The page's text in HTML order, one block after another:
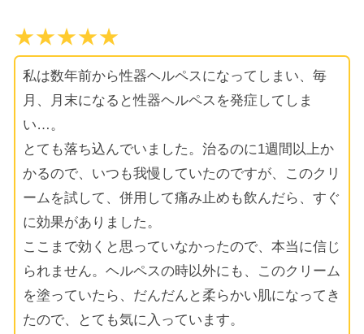
★★★★★
私は数年前から性器ヘルペスになってしまい、毎
月、月末になると性器ヘルペスを発症してしま
い…。
とても落ち込んでいました。治るのに1週間以上か
かるので、いつも我慢していたのですが、このクリ
ームを試して、併用して痛み止めも飲んだら、すぐ
に効果がありました。
ここまで効くと思っていなかったので、本当に信じ
られません。ヘルペスの時以外にも、このクリーム
を塗っていたら、だんだんと柔らかい肌になってき
たので、とても気に入っています。